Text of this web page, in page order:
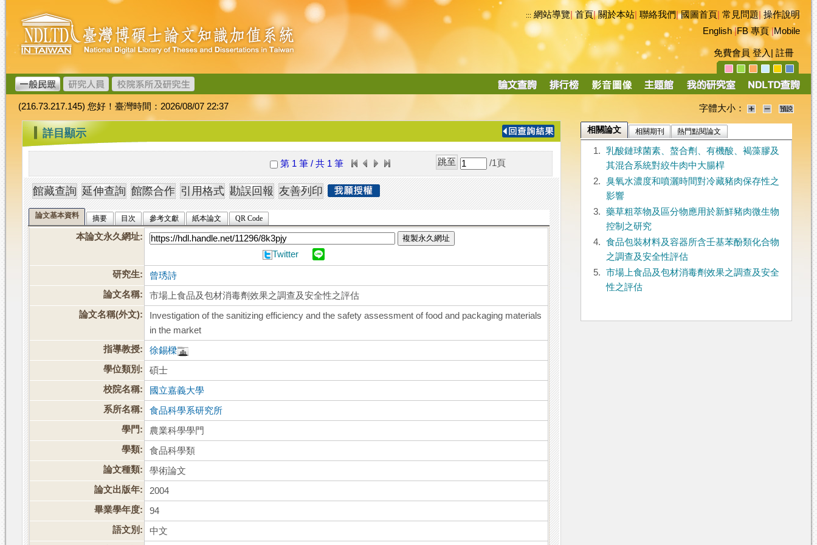
跳
到
主
要
內
容
臺
灣
博
碩
士
論
文
加
值
系
統
::: 網站導覽|首頁|關於本站 聯絡我們|國圖首頁 常見問題|操作說明
English|FB 專頁|Mobile
免費會員 登入 註冊
導
(216.73.217.145) 您好！臺灣時間：2026/08/07 22:37 字體大小：
::: 詳目顯示
第 1 筆 / 共 1 筆 /1 頁
論文基本資料 摘要 目次 參考文獻 紙本論文 QR Code
本論文永久網址: 複製永久網址
Twitter
研究生:
曾琇詩
論文名稱:
市場上食品及包材消毒劑效果之調查及安全性之評估
論文名稱(外文):
Investigation of the sanitizing efficiency and the safety assessment of food and packaging materials
in the market
指導教授:
徐錫樑
學位類別:
碩士
校院名稱:
國立嘉義大學
系所名稱:
食品科學系研究所
學門:
農業科學學門
學類:
食品科學類
論文種類:
學術論文
論文出版年:
2004
畢業學年度:
94
語文別:
中文
相關論文 相關期刊 熱門點閱論文
1.
乳酸鏈球菌素、螯合劑、有機酸、褐藻膠及
其混合系統對絞牛肉中大腸桿
2.
臭氧水濃度和噴灑時間對冷藏豬肉保存性之
影響
3.
藥草粗萃物及區分物應用於新鮮豬肉微生物
控制之研究
4.
食品包裝材料及容器所含壬基苯酚類化合物
之調查及安全性評估
5.
市場上食品及包材消毒劑效果之調查及安全
性之評估